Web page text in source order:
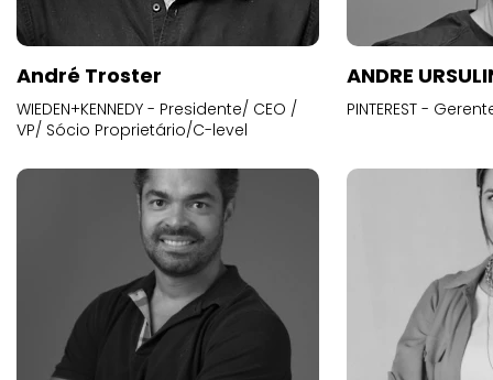
André Troster
WIEDEN+KENNEDY - Presidente/ CEO /
VP/ Sócio Proprietário/C-level
ANDRE
PINTEREST -